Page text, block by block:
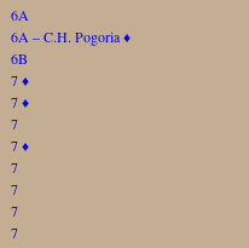
6A
6A – C.H. Pogoria♦
6B
7♦
7♦
7
7♦
7
7
7
7